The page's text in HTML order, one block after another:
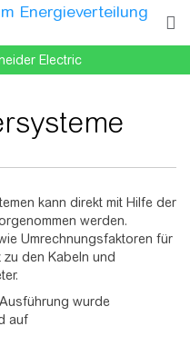
Electric
kann direkt mit Hilfe der
werden.
Umrechnungsfaktoren für
den Kabeln und
wurde
auf